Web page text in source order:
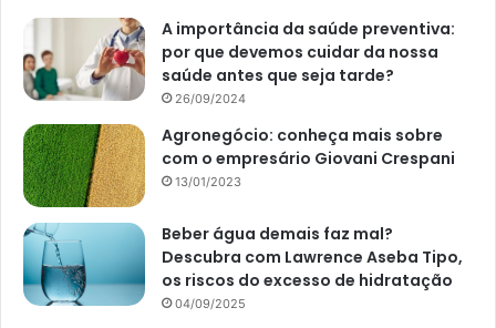
A importância da saúde preventiva:
por que devemos cuidar da nossa
saúde antes que seja tarde?
26/09/2024
Agronegócio: conheça mais sobre
com o empresário Giovani Crespani
13/01/2023
Beber água demais faz mal?
Descubra com Lawrence Aseba Tipo,
os riscos do excesso de hidratação
04/09/2025